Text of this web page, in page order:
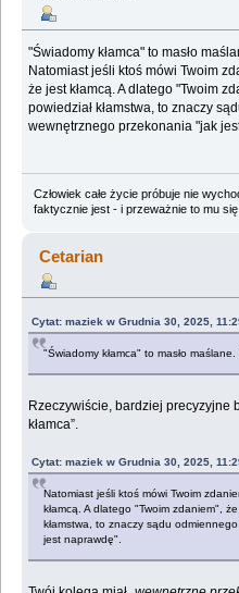
"Świadomy kłamca" to masło
Natomiast jeśli ktoś mówi Twoim
że jest kłamcą. A dlatego "Twoim
powiedział kłamstwa, to znaczy
wewnętrznego przekonania "jak
Człowiek całe życie próbuje nie
faktycznie jest - i przeważnie to mu
Cetarian
Cytat: maziek w Grudnia 30, 2025,
"Świadomy kłamca" to masło
Rzeczywiście, bardziej precyzyjne
kłamca”.
Cytat: maziek w Grudnia 30, 2025,
Natomiast jeśli ktoś mówi Twoim
kłamcą. A dlatego "Twoim zdaniem",
kłamstwa, to znaczy sądu
jest naprawdę".